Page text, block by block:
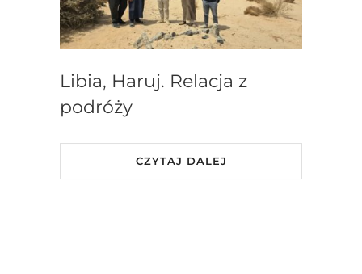
Libia, Haruj. Relacja z
podróży
CZYTAJ DALEJ